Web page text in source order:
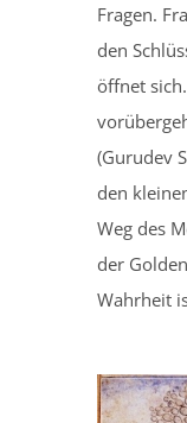
Fragen.
den
öffnet
(Gurudev
den
Weg des
der
Wahrheit